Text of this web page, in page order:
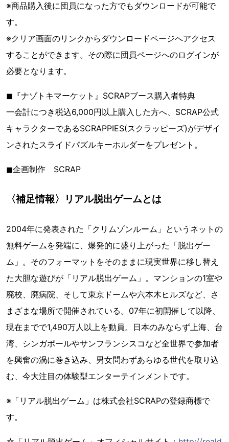
※商品購入後に団員になった方でもダウンロードが可能で
す。
※クリア画面のリンクからダウンロードページへアクセス
することができます。その際に団員ページへのログインが
必要となります。
◼︎『ナゾトキマーケット』SCRAPブース購入者特典
一会計につき税込6,000円以上購入した方へ、SCRAP公式
キャラクターであるSCRAPPIES(スクラッピーズ)がデザイ
ンされたスライドパズルキーホルダーをプレゼント。
◼︎企画制作 SCRAP
〈補足情報〉リアル脱出ゲームとは
2004年に発表された「クリムゾンルーム」というネットの
無料ゲームを発端に、爆発的に盛り上がった「脱出ゲー
ム」。そのフォーマットをそのままに現実世界に移し替え
た大胆な遊びが「リアル脱出ゲーム」。マンションの1室や
廃校、廃病院、そして東京ドームや六本木ヒルズなど、さ
まざまな場所で開催されている。07年に初開催して以降、
現在までで1,490万人以上を動員。日本のみならず上海、台
湾、シンガポールやサンフランシスコなど全世界で参加者
を興奮の渦に巻き込み、男女問わずあらゆる世代を取り込
む、今大注目の体験型エンターテインメントです。
※「リアル脱出ゲーム」は株式会社SCRAPの登録商標で
す。